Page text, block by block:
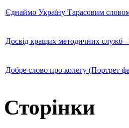
Єднаймо Україну Тарасовим
Досвід кращих методичних служб –
Добре слово про колегу (Портрет
Сторінки